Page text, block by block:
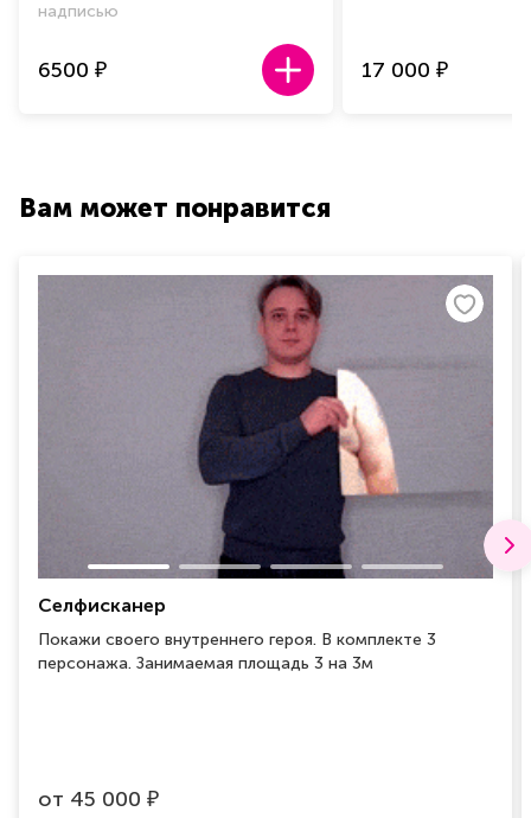
надписью
6500 ₽ 17 000 ₽
Вам может понравится
Селфисканер
Покажи своего внутреннего героя. В комплекте 3
персонажа. Занимаемая площадь 3 на 3м
от 45 000 ₽